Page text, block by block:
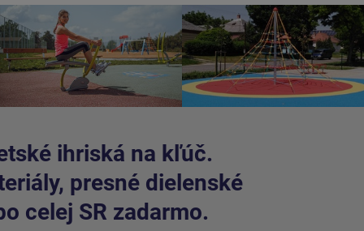
ihriská na kľúč.
presné dielenské
celej SR zadarmo.